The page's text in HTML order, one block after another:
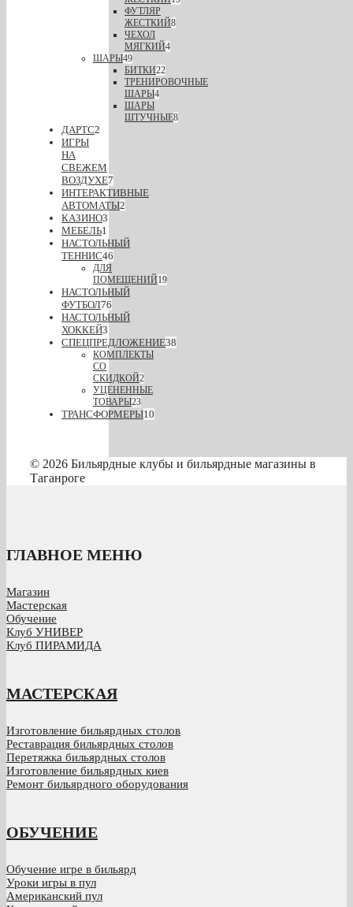
ФУТЛЯР
ЖЕСТКИЙ8
ЧЕХОЛ
МЯГКИЙ4
ШАРЫ49
БИТКИ22
ТРЕНИРОВОЧНЫЕ
ШАРЫ4
ШАРЫ
ШТУЧНЫЕ8
ДАРТС2
ИГРЫ
НА
СВЕЖЕМ
ВОЗДУХЕ7
ИНТЕРАКТИВНЫЕ
АВТОМАТЫ2
КАЗИНО3
МЕБЕЛЬ1
НАСТОЛЬНЫЙ
ТЕННИС46
ДЛЯ
ПОМЕЩЕНИЙ19
НАСТОЛЬНЫЙ
ФУТБОЛ76
НАСТОЛЬНЫЙ
ХОККЕЙ3
СПЕЦПРЕДЛОЖЕНИЕ38
КОМПЛЕКТЫ
СО
СКИДКОЙ2
УЦЕНЕННЫЕ
ТОВАРЫ23
ТРАНСФОРМЕРЫ10
© 2026 Бильярдные клубы и бильярдные магазины в
Таганроге
ГЛАВНОЕ МЕНЮ
Магазин
Мастерская
Обучение
Клуб УНИВЕР
Клуб ПИРАМИДА
МАСТЕРСКАЯ
Изготовление бильярдных столов
Реставрация бильярдных столов
Перетяжка бильярдных столов
Изготовление бильярдных киев
Ремонт бильярдного оборудования
ОБУЧЕНИЕ
Обучение игре в бильярд
Уроки игры в пул
Американский пул